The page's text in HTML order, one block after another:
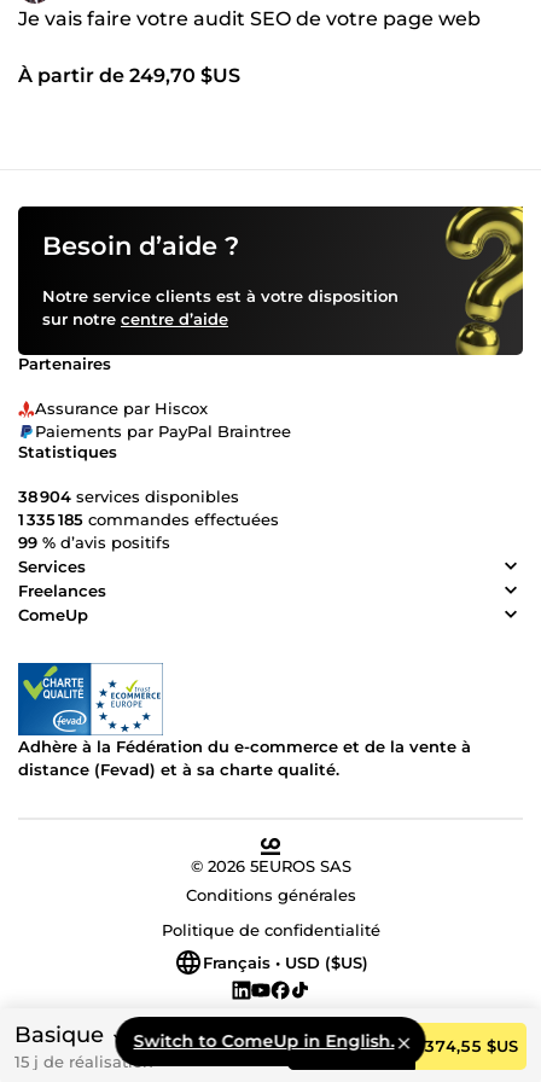
Basique
15 j de réalisation
Commander 374,55 $US
Je vais faire votre audit SEO de votre page web
À partir de 249,70 $US
Switch to ComeUp in English.
Besoin d’aide ?
Notre service clients est à votre disposition
sur notre centre d’aide
Partenaires
Assurance par Hiscox
Paiements par PayPal Braintree
Statistiques
38 904 services disponibles
1 335 185 commandes effectuées
99 % d’avis positifs
Services
Freelances
ComeUp
Adhère à la Fédération du e-commerce et de la vente à
distance (Fevad) et à sa charte qualité.
© 2026 5EUROS SAS
Conditions générales
Politique de confidentialité
Français • USD ($US)